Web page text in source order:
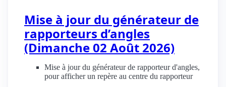
Mise à jour du générateur de
rapporteurs d’angles
(Dimanche 02 Août 2026)
Mise à jour du générateur de rapporteur d'angles,
pour afficher un repère au centre du rapporteur